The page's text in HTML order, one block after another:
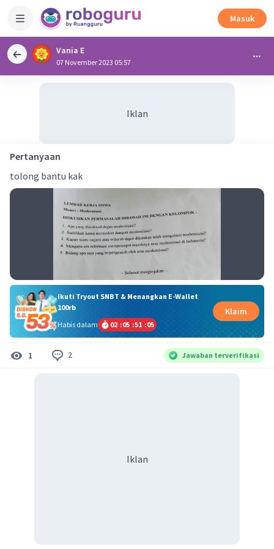
Masuk
Vania E
07 November 2023 05:57
Iklan
Pertanyaan
tolong bantu kak
Ikuti Tryout SNBT & Menangkan E-Wallet
100rb
Habis dalam
02 :05 :51 :05
Klaim
1 2 Jawaban terverifikasi
Iklan